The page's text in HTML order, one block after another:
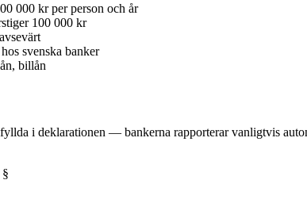
000 kr per person och år
100 000 kr
svenska banker
billån
i deklarationen — bankerna rapporterar vanligtvis